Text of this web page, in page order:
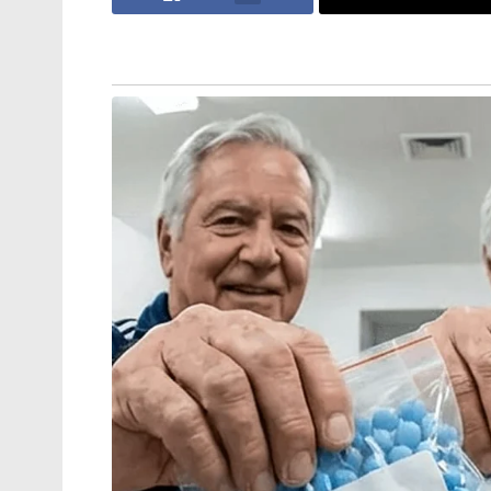
കഴിക്കാനുമുണ്ട്!’: അച്ഛന്റെ
നൽകുമെന്ന് ട്രംപ് പറഞ്ഞു.
ജീവൻപണയം വച്ചുള്ള ജോലിക്ക് ഇത്ര
കൗതുകകരമായ കാര്യം, നാസയിലെ
അതായത് മറ്റ് സർക്കാർ
ലഭിക്കുന്നത്. ഷെഡ്യൂൾ പ്രകാരം, ഓവർടൈം
ദിവസങ്ങൾ തുടങ്ങിയവയിൽ അല്ലാതെ
ലഭിക്കുന്നില്ല. ബഹിരാകാശ യാത്ര പോലും
എന്നാൽ ഈ ഘട്ടത്തിലെ ഗതാഗതം,
കൂടാതെ പ്രതിദിന അലവൻസായി
മാത്രമാണ്. അതായത് 430 രൂപ. സുനിതാ
ബഹിരാകാശത്ത് തങ്ങിയതിന് അധികമായി